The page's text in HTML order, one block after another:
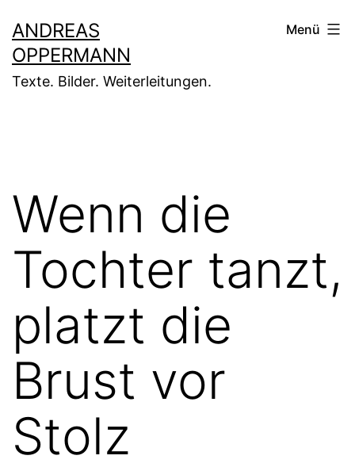
Inhalt
springen
ANDREAS
OPPERMANN
Texte. Bilder. Weiterleitungen.
Menü
Wenn die
Tochter tanzt,
platzt die
Brust vor
Stolz